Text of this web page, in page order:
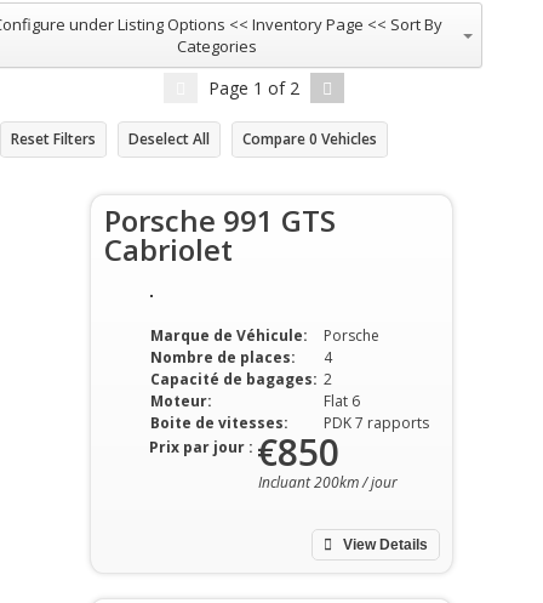
under Listing Options << Inventory Page << Sort By
Categories
Page 1 of 2
Reset Filters Deselect All Compare0 Vehicles
Porsche 991 GTS
Cabriolet
Marque de Véhicule:
Porsche
Nombre de places:
4
Capacité de bagages: 2
Moteur:
Flat 6
Boite de vitesses:
PDK 7 rapports
View Details
Prix par jour : €850
Incluant 200km / jour